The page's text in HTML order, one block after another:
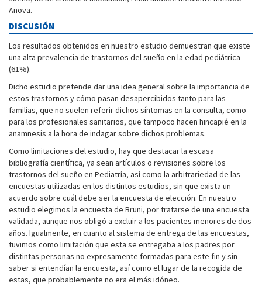
Anova.
DISCUSIÓN
Los resultados obtenidos en nuestro estudio demuestran que existe
una alta prevalencia de trastornos del sueño en la edad pediátrica
(61%).
Dicho estudio pretende dar una idea general sobre la importancia de
estos trastornos y cómo pasan desapercibidos tanto para las
familias, que no suelen referir dichos síntomas en la consulta, como
para los profesionales sanitarios, que tampoco hacen hincapié en la
anamnesis a la hora de indagar sobre dichos problemas.
Como limitaciones del estudio, hay que destacar la escasa
bibliografía científica, ya sean artículos o revisiones sobre los
trastornos del sueño en Pediatría, así como la arbitrariedad de las
encuestas utilizadas en los distintos estudios, sin que exista un
acuerdo sobre cuál debe ser la encuesta de elección. En nuestro
estudio elegimos la encuesta de Bruni, por tratarse de una encuesta
validada, aunque nos obligó a excluir a los pacientes menores de dos
años. Igualmente, en cuanto al sistema de entrega de las encuestas,
tuvimos como limitación que esta se entregaba a los padres por
distintas personas no expresamente formadas para este fin y sin
saber si entendían la encuesta, así como el lugar de la recogida de
estas, que probablemente no era el más idóneo.